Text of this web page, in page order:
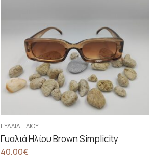
ΓΥΑΛΙΆ ΗΛΊΟΥ
Γυαλιά Ηλίου Brown Simplicity
40.00€